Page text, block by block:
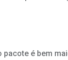
pacote é bem